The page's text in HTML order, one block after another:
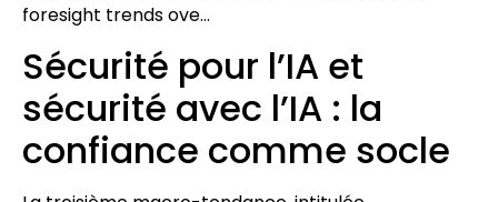
foresight trends ove…
Sécurité pour l’IA et
sécurité avec l’IA : la
confiance comme socle